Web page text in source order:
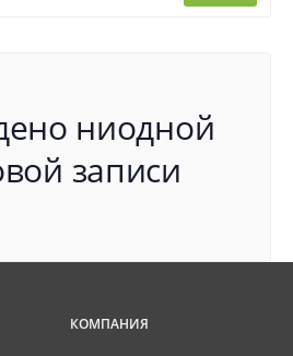
ниодной
записи
КОМПАНИЯ